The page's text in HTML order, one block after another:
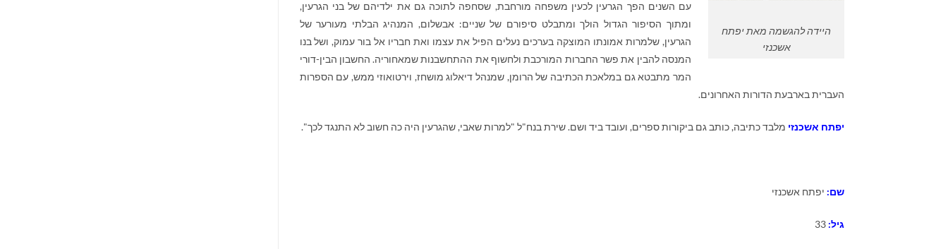
היידה להגשמה מאת יפתח
אשכנזי
עם השנים הפך הגרעין לכעין משפחה מורחבת, שסחפה לתוכה גם את ילדיהם של בני הגרעין,
ומתוך הסיפור הגדול הולך ומתבלט סיפורם של שניים: אבשלום, המנהיג הבלתי מעורער של
הגרעין, שלמרות אמונתו המוצקה בערכים נעלים הפיל את עצמו ואת חבריו אל בור עמוק, ושל בנו
המנסה להבין את פשר החברות המורכבת ולחשוף את ההתחשבנות שמאחוריה. החשבון הבין-דורי
המר מתבטא גם במלאכת הכתיבה של הרומן, שמנהל דיאלוג מושחז, וירטואוזי ממש, עם הספרות
העברית בארבעת הדורות האחרונים.
יפתח אשכנזי מלבד כתיבה, כותב גם ביקורות ספרים, ועובד ביד ושם. שירת בנח"ל "למרות שאבי, שהגרעין היה כה חשוב לא התנגד לכך".
שם: יפתח אשכנזי
גיל: 33